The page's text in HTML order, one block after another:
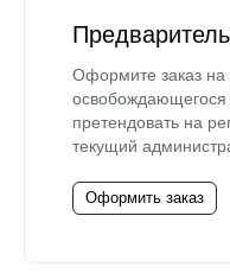
Оформите заказ на
претендовать на
текущий
Оформить заказ